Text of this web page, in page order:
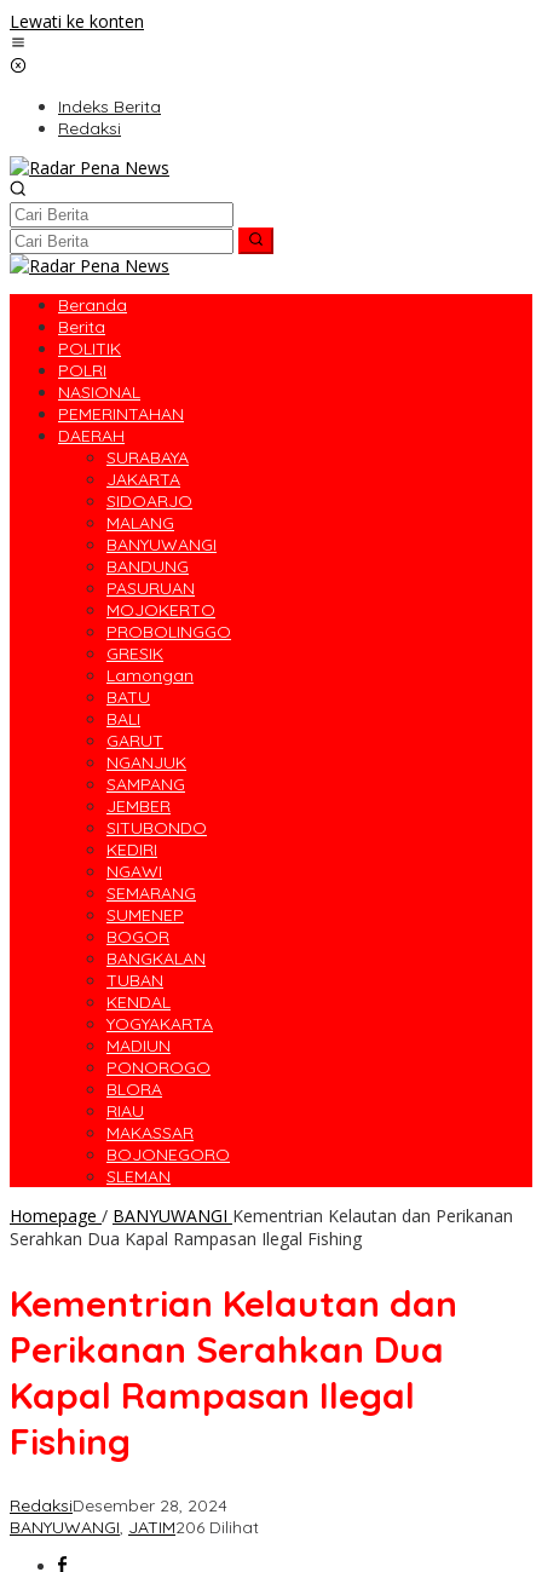
Lewati ke konten
Indeks Berita
Redaksi
Beranda
Berita
POLITIK
POLRI
NASIONAL
PEMERINTAHAN
DAERAH
SURABAYA
JAKARTA
SIDOARJO
MALANG
BANYUWANGI
BANDUNG
PASURUAN
MOJOKERTO
PROBOLINGGO
GRESIK
Lamongan
BATU
BALI
GARUT
NGANJUK
SAMPANG
JEMBER
SITUBONDO
KEDIRI
NGAWI
SEMARANG
SUMENEP
BOGOR
BANGKALAN
TUBAN
KENDAL
YOGYAKARTA
MADIUN
PONOROGO
BLORA
RIAU
MAKASSAR
BOJONEGORO
SLEMAN
Homepage / BANYUWANGI Kementrian Kelautan dan Perikanan
Serahkan Dua Kapal Rampasan Ilegal Fishing
Kementrian Kelautan dan
Perikanan Serahkan Dua
Kapal Rampasan Ilegal
Fishing
RedaksiDesember 28, 2024
BANYUWANGI, JATIM206 Dilihat